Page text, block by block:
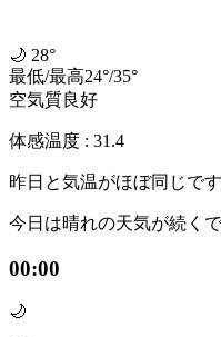
🌙 28°
最低/最高24°/35°
空気質良好
体感温度 : 31.4
昨日と気温がほぼ同じです
今日は晴れの天気が続くで
00:00
🌙